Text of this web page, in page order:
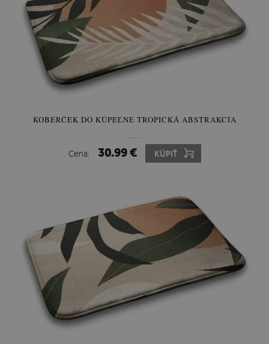
KOBERČEK DO KÚPEĽNE TROPICKÁ ABSTRAKCIA
Cena: 30.99 € KÚPIŤ